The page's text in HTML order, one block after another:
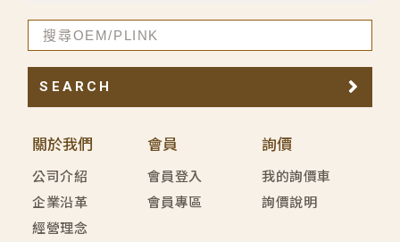
關於我們
公司介紹
企業沿革
經營理念
會員
會員登入
會員專區
詢價
我的詢價車
詢價說明
SEARCH